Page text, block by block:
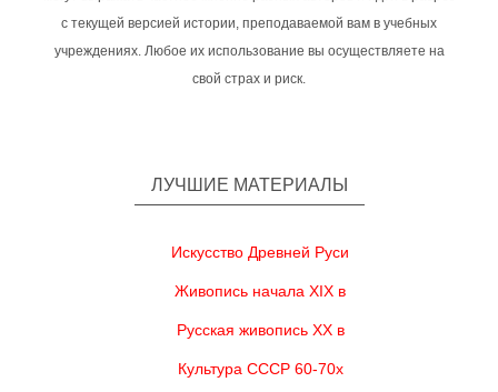
с текущей версией истории, преподаваемой вам в учебных
учреждениях. Любое их использование вы осуществляете на
свой страх и риск.
ЛУЧШИЕ МАТЕРИАЛЫ
Искусство Древней Руси
Живопись начала XIX в
Русская живопись XX в
Культура СССР 60-70х